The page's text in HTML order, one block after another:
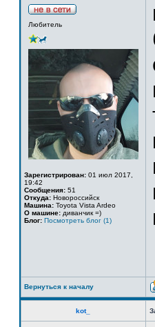
Любитель
Зарегистрирован: 01 июл 2017,
19:42
Сообщения: 51
Откуда: Новороссийск
Машина: Toyota Vista Ardeo
О машине: диванчик =)
Блог: Посмотреть блог (1)
Вернуться к началу
kot_